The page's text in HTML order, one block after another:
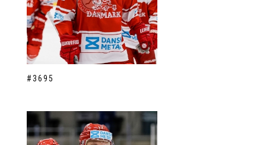
#3695